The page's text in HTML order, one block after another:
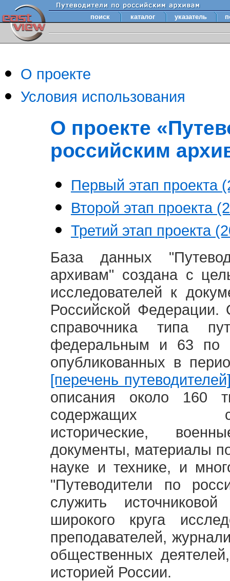
поиск каталог указатель
О проекте
Условия использования
О проекте
российским
Первый этап проекта
Второй этап проекта
Третий этап проекта
База данных
архивам" создана с
исследователей к
Российской
справочника типа
федеральным и 63 по
опубликованных в
[перечень
описания около 160
содержащих
исторические,
документы, материалы
науке и технике, и
"Путеводители по
служить
широкого круга
преподавателей,
общественных
историей России.